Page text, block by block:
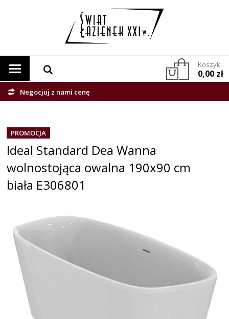
Koszyk:
0,00 zł
Negocjuj z nami cenę
PROMOCJA
Ideal Standard Dea Wanna
wolnostojąca owalna 190x90 cm
biała E306801